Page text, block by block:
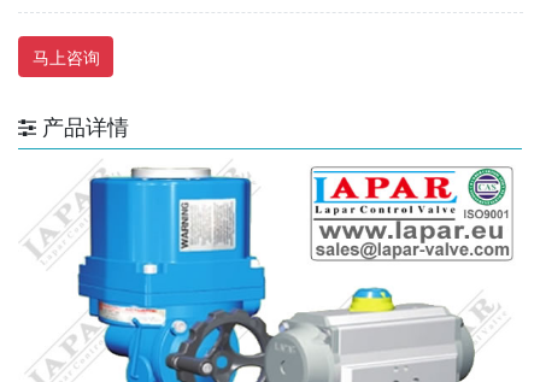
马上咨询
产品详情